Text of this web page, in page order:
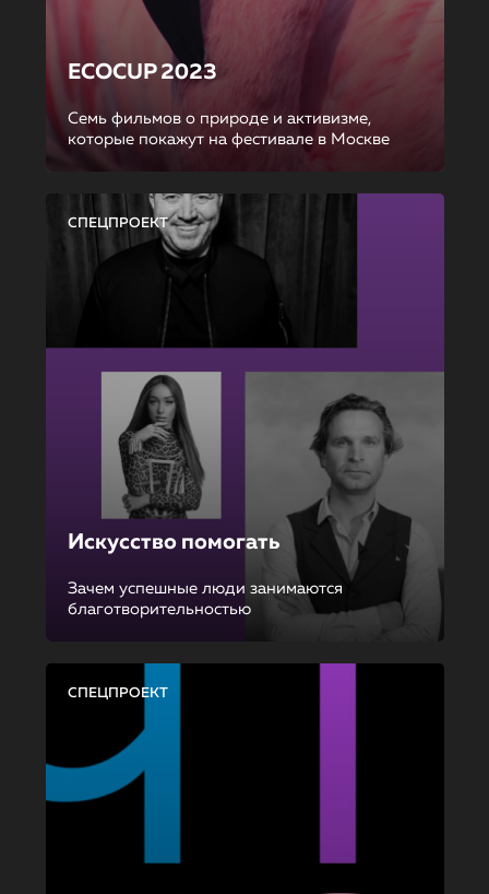
ECOCUP 2023
Семь фильмов о природе и активизме,
которые покажут на фестивале в Москве
СПЕЦПРОЕКТ
Искусство помогать
Зачем успешные люди занимаются
благотворительностью
СПЕЦПРОЕКТ